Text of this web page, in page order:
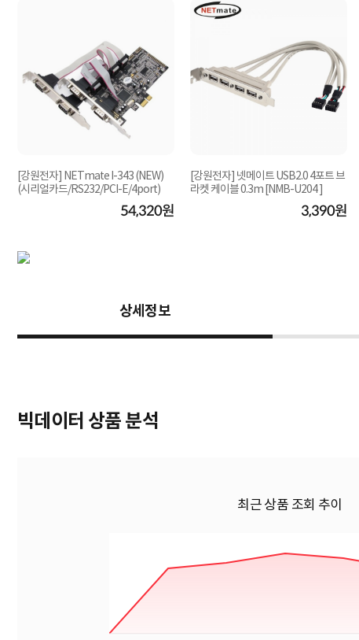
[강원전자] NETmate I-343 (NEW)
(시리얼카드/RS232/PCI-E/4port)
54,320원
[강원전자] 넷메이트 USB2.0 4포트 브
라켓 케이블 0.3m [NMB-U204 ]
3,390원
상세정보
빅데이터 상품 분석
최근 상품 조회 추이